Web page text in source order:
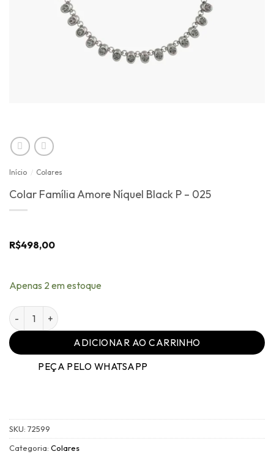
Início / Colares
Colar Família Amore Níquel Black P – 025
R$498,00
Apenas 2 em estoque
Colar Família Amore Níquel Black P - 025 quantidade
ADICIONAR AO CARRINHO
PEÇA PELO WHATSAPP
SKU: 72599
Categoria: Colares